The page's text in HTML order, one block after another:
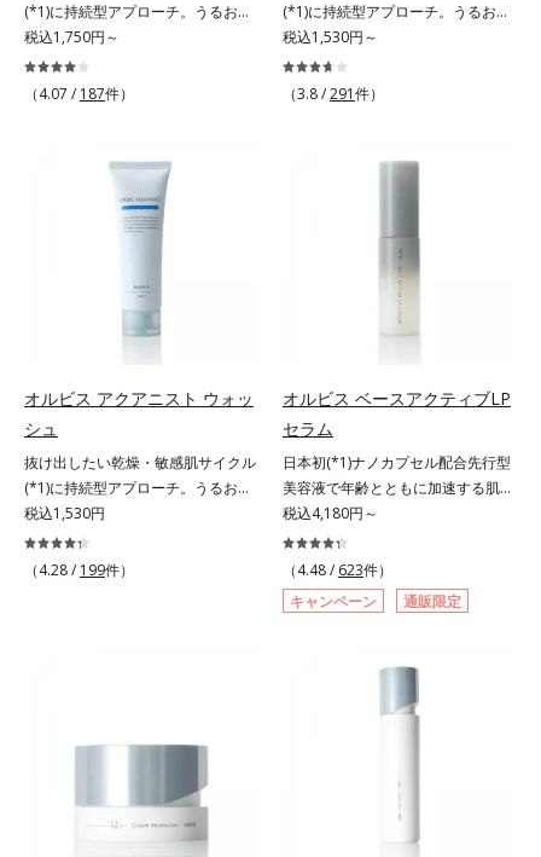
い。・BEAUTY夏祭りは、こちら
(*1)に持続型アプローチ。うるおい
を追求した敏感肌用保湿スキンケア
(*2)。うるおいを逃し、刺激を受け
やすい角層の“乾燥敏感スランプ
望の敏感肌用保湿スキンケアライン
「オルビス アクアニスト」。乾燥
敏感スランプの原因にアプローチす
る持続型トリプルアミノ酸(*4)を配
異物として排出されにくく、肌にと
どまってうるおいを蓄えてくれま
す。刺激を受けやすくなった角層を
うるおいで満たし、脱・敏感肌を目
指します。無油分・無着色・無香
不使用(*5)・パラベンフリー、6つ
のフリー処方で徹底的に肌に寄り添
います。*1 乾燥と敏感をくり返す
こと*2 敏感肌対象連用テスト済
（すべての方のお肌に合うというこ
とではありません）*3 乾燥して敏
物由来アミノ酸（エクトイン）配合
荒れを防ぐ保湿成分*5 ウォッシュ
を除くLM＝さっぱり高保湿タイプ
（脂性肌～普通肌）RM＝しっとり
税込1,750円～
（4.07 / 187件）
(*1)に持続型アプローチ。うるおい
を追求した敏感肌用保湿スキンケア
(*2)。うるおいを逃し、刺激を受け
やすい角層の“乾燥敏感スランプ
望の敏感肌用保湿スキンケアライン
る持続型トリプルアミノ酸(*4)を配
合。もともと体内にあるアミノ酸は
異物として排出されにくく、肌にと
どまってうるおいを蓄えてくれま
す。刺激を受けやすくなった角層を
指します。無油分・無着色・無香
不使用(*5)・パラベンフリー、6つ
のフリー処方で徹底的に肌に寄り添
います。*1 乾燥と敏感をくり返す
こと*2 敏感肌対象連用テスト済
（すべての方のお肌に合うというこ
とではありません）*3 乾燥して敏
感に感じやすい状態のこと*4 発酵
へ導く保湿成分、植物由来アミノ酸
え、すこやかに保つ保湿成分、微生
荒れを防ぐ保湿成分*5 ウォッシュ
を除くLM＝さっぱり高保湿タイプ
（脂性肌～普通肌）RM＝しっとり
税込1,530円～
（3.8 /291件）
オルビス アクアニスト ウォッ
シュ
抜け出したい乾燥・敏感肌サイクル
(*1)に持続型アプローチ。うるおい
を追求した敏感肌用保湿スキンケア
(*2)。うるおいを逃し、刺激を受け
やすい角層の“乾燥敏感スランプ
合。もともと体内にあるアミノ酸は
どまってうるおいを蓄えてくれま
す。刺激を受けやすくなった角層を
うるおいで満たし、脱・敏感肌を目
税込1,530円
（4.28 / 199件）
オルビス ベースアクティブLP
セラム
日本初(*1)ナノカプセル配合先行型
美容液で年齢とともに加速する肌悩
み(*2)にブレーキを。スキンケアの
打ち止め感に。年齢とともに加速す
る肌悩み(*2)にブレーキをかけ、化
粧水前の土台(*3)づくりで、うるお
いに満ち満ちた内側から弾むような
と不安…。いろいろケアしているの
そんな大人の肌悩みにアプローチす
プセルの表面は肌になじみやすい構
造(*4)。内包した美容成分(*5)の浸
透をサポートし、角層すみずみをう
税込4,180円～
（4.48 / 623件）
キャンペーン
通販限定